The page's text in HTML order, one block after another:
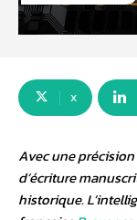
X
Avec une
d’écriture
historique.